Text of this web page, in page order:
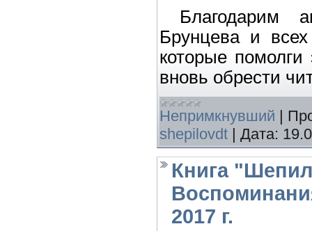
Благодарим
Брунцева и
которые помолги
вновь обрести
Непримкнувший |
shepilovdt | Дата:
Книга
2017 г.